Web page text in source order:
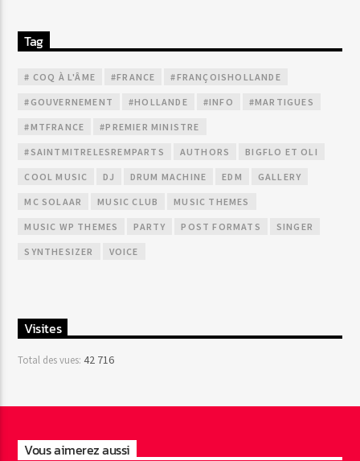
Tag
# COQ À L'ÂME #FRANCE #FRANÇOISHOLLANDE
#GOUVERNEMENT #HOLLANDE #INFO #MARTIGUES
#MTFRANCE #PREMIER MINISTRE
#SAINTMITRELESREMPARTS AUTHORS BIGFLO ET OLI
COOL MUSIC DJ DRUM MACHINE EDM GALLERY
MC SOLAAR MUSIC CLUB MUSIC THEMES
MUSIC WP THEMES PARTY POST FORMATS SINGER
SYNTHESIZER VOICE
Visites
Total des vues:42 716
Vous aimerez aussi